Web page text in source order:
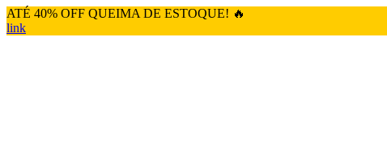
ATÉ 40% OFF QUEIMA DE ESTOQUE! 🔥
link